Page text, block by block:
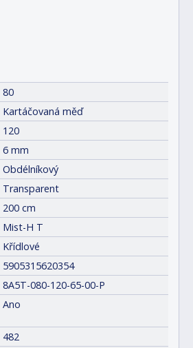
80
Kartáčovaná měď
120
6 mm
Obdélníkový
Transparent
200 cm
Mist-H T
Křídlové
5905315620354
8A5T-080-120-65-00-P
Ano
482